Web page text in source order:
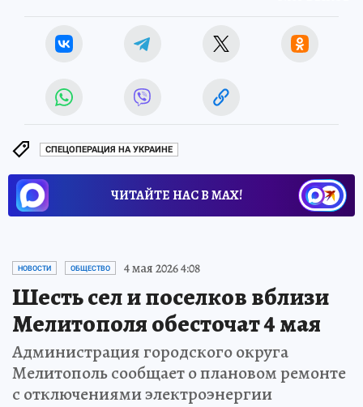
СПЕЦОПЕРАЦИЯ НА УКРАИНЕ
ЧИТАЙТЕ НАС В МАХ!
НОВОСТИ ОБЩЕСТВО 4 мая 2026 4:08
Шесть сел и поселков вблизи
Мелитополя обесточат 4 мая
Администрация городского округа
Мелитополь сообщает о плановом ремонте
с отключениями электроэнергии